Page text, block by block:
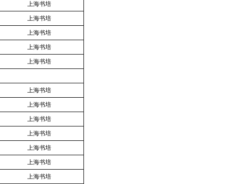
上海书培
上海书培
上海书培
上海书培
上海书培
上海书培
上海书培
上海书培
上海书培
上海书培
上海书培
上海书培